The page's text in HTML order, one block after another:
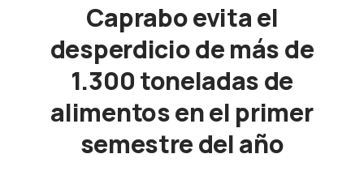
Caprabo evita el
desperdicio de más de
1.300 toneladas de
alimentos en el primer
semestre del año